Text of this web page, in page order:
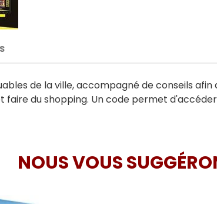
de la ville, accompagné de conseils
faire du shopping. Un code permet
NOUS VOUS